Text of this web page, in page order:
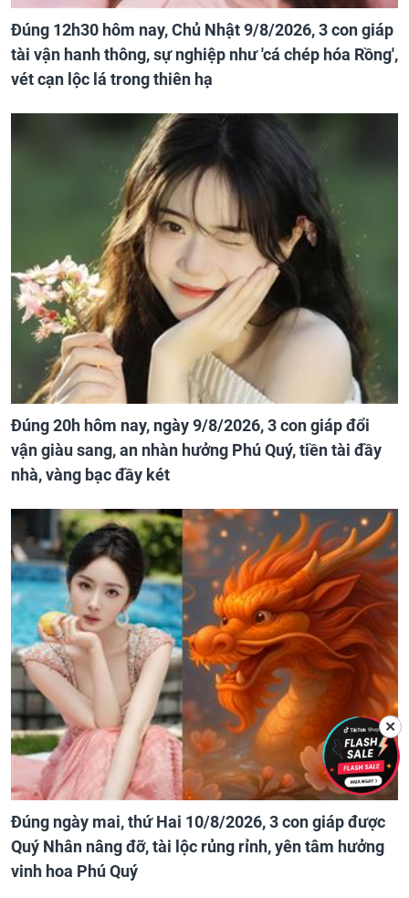
Đúng 12h30 hôm nay, Chủ Nhật 9/8/2026, 3 con giáp
tài vận hanh thông, sự nghiệp như 'cá chép hóa Rồng',
vét cạn lộc lá trong thiên hạ
Đúng 20h hôm nay, ngày 9/8/2026, 3 con giáp đổi
vận giàu sang, an nhàn hưởng Phú Quý, tiền tài đầy
nhà, vàng bạc đầy két
Đúng ngày mai, thứ Hai 10/8/2026, 3 con giáp được
Quý Nhân nâng đỡ, tài lộc rủng rỉnh, yên tâm hưởng
vinh hoa Phú Quý
✕